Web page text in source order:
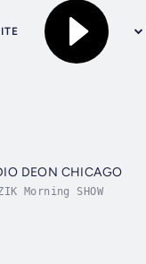
DEON CHICAGO
Morning SHOW